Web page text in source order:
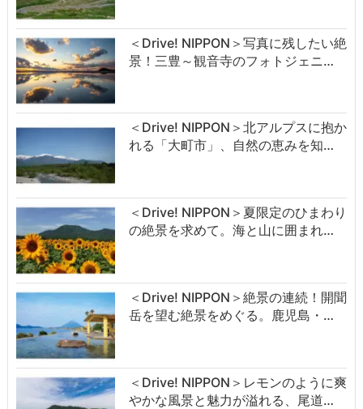
＜Drive! NIPPON＞写真に残したい絶
景！三豊～観音寺のフォトジェニ…
＜Drive! NIPPON＞北アルプスに抱か
れる「大町市」、自然の恵みを知…
＜Drive! NIPPON＞夏限定のひまわり
の絶景を求めて。海と山に囲まれ…
＜Drive! NIPPON＞絶景の連続！開聞
岳を望む絶景をめぐる。鹿児島・…
＜Drive! NIPPON＞レモンのように爽
やかな風景と魅力が溢れる、尾道…